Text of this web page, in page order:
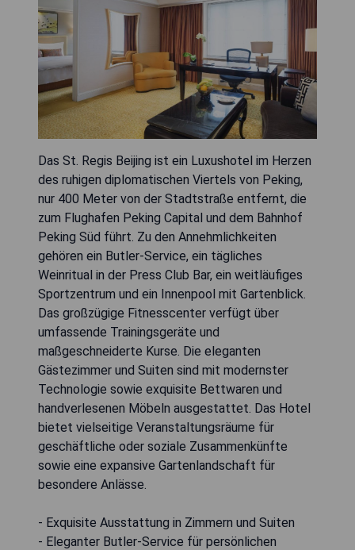
Das St. Regis Beijing ist ein Luxushotel im Herzen
des ruhigen diplomatischen Viertels von Peking,
nur 400 Meter von der Stadtstraße entfernt, die
zum Flughafen Peking Capital und dem Bahnhof
Peking Süd führt. Zu den Annehmlichkeiten
gehören ein Butler-Service, ein tägliches
Weinritual in der Press Club Bar, ein weitläufiges
Sportzentrum und ein Innenpool mit Gartenblick.
Das großzügige Fitnesscenter verfügt über
umfassende Trainingsgeräte und
maßgeschneiderte Kurse. Die eleganten
Gästezimmer und Suiten sind mit modernster
Technologie sowie exquisite Bettwaren und
handverlesenen Möbeln ausgestattet. Das Hotel
bietet vielseitige Veranstaltungsräume für
geschäftliche oder soziale Zusammenkünfte
sowie eine expansive Gartenlandschaft für
besondere Anlässe.
- Exquisite Ausstattung in Zimmern und Suiten
- Eleganter Butler-Service für persönlichen